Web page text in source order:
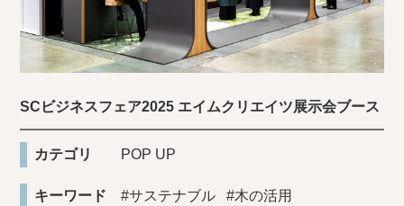
SCビジネスフェア2025 エイムクリエイツ展示会ブース
カテゴリ POP UP
キーワード #サステナブル #木の活用